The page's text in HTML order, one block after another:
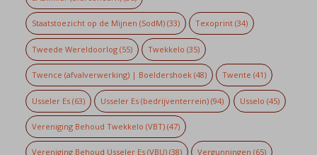
Staatstoezicht op de Mijnen (SodM)(33) Texoprint (34)
Tweede Wereldoorlog(55) Twekkelo (35)
Twence (afvalverwerking) | Boeldershoek(48) Twente (41)
Usseler Es(63) Usseler Es (bedrijventerrein) (94) Usselo (45)
Vereniging Behoud Twekkelo (VBT)(47)
Vereniging Behoud Usseler Es (VBU)(38) Vergunningen (65)